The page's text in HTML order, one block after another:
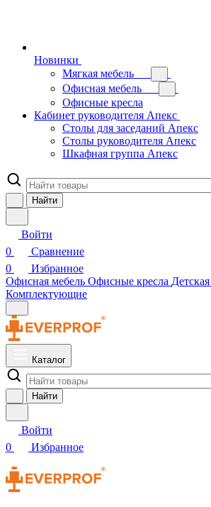
Новинки
Мягкая мебель
Офисная мебель
Офисные кресла
Кабинет руководителя Апекс
Столы для заседаний Апекс
Столы руководителя Апекс
Шкафная группа Апекс
Найти
Войти
0
Сравнение
0
Избранное
Офисная мебель Офисные кресла
Комплектующие
Каталог
Найти
Войти
0
Избранное